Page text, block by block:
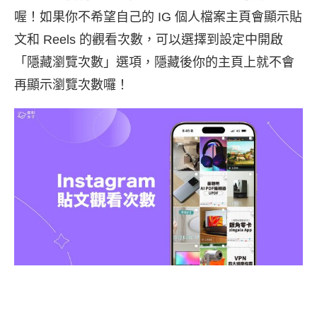
喔！如果你不希望自己的 IG 個人檔案主頁會顯示貼
文和 Reels 的觀看次數，可以選擇到設定中開啟
「隱藏瀏覽次數」選項，隱藏後你的主頁上就不會
再顯示瀏覽次數囉！